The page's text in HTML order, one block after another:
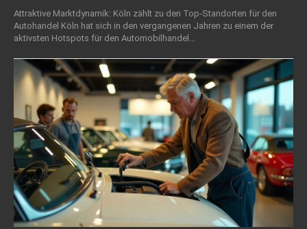
Attraktive Marktdynamik: Köln zählt zu den Top-Standorten für den
Autohandel Köln hat sich in den vergangenen Jahren zu einem der
aktivsten Hotspots für den Automobilhandel...